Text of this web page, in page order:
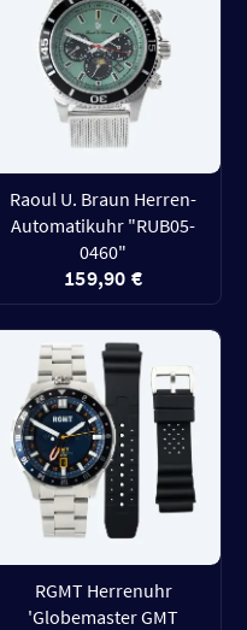
Raoul U. Braun Herren-
Automatikuhr "RUB05-
0460"
159,90 €
RGMT Herrenuhr
'Globemaster GMT